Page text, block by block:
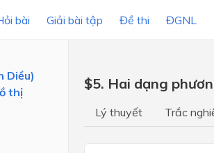
bài Giải bài tập Đề thi ĐGNL
Diều)
thị
$5. Hai dạng
Lý thuyết Trắc